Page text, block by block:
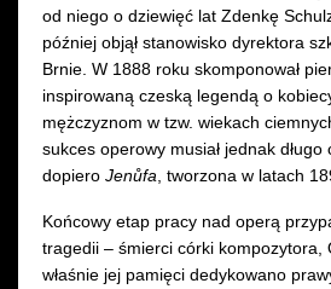
od niego o dziewięć lat Zdenkę
później objął stanowisko dyrektora
Brnie. W 1888 roku skomponował
inspirowaną czeską legendą o
mężczyznom w tzw. wiekach
sukces operowy musiał jednak długo
dopiero Jenůfa , tworzona w latach
Końcowy etap pracy nad operą
tragedii – śmierci córki kompozytora,
właśnie jej pamięci dedykowano